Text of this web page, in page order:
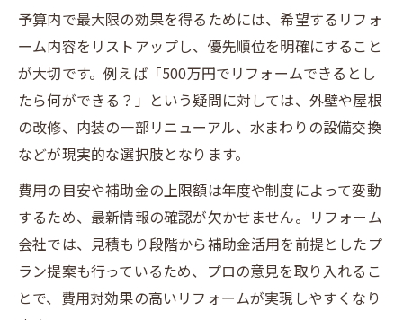
予算内で最大限の効果を得るためには、希望するリフォ
ーム内容をリストアップし、優先順位を明確にすること
が大切です。例えば「500万円でリフォームできるとし
たら何ができる？」という疑問に対しては、外壁や屋根
の改修、内装の一部リニューアル、水まわりの設備交換
などが現実的な選択肢となります。
費用の目安や補助金の上限額は年度や制度によって変動
するため、最新情報の確認が欠かせません。リフォーム
会社では、見積もり段階から補助金活用を前提としたプ
ラン提案も行っているため、プロの意見を取り入れるこ
とで、費用対効果の高いリフォームが実現しやすくなり